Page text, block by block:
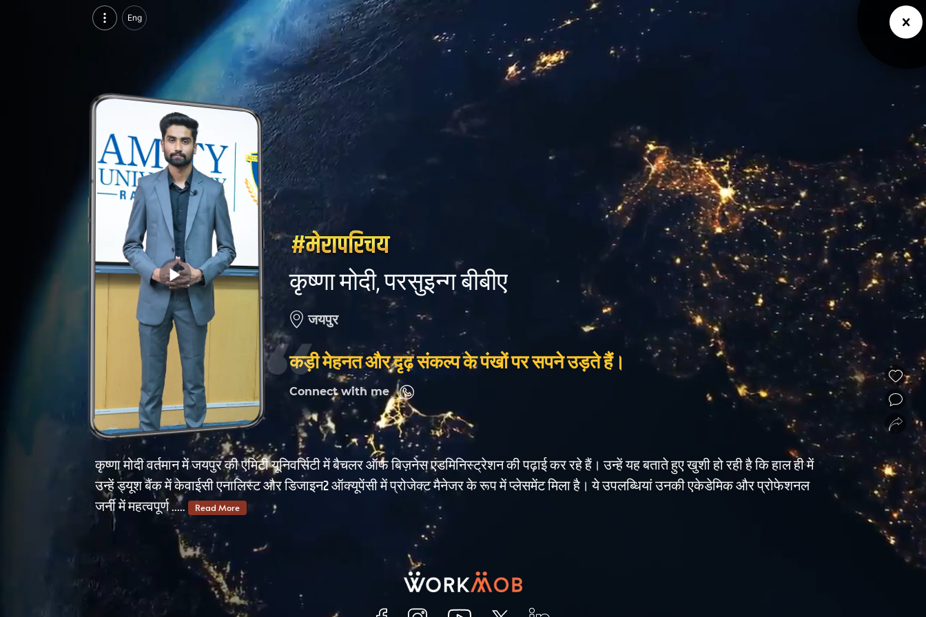
Eng
कृष्णा मोदी, परसुइन्ग बीबीए, एमिटी यूनिवर्सिटी, जयपुर का वीडियो परिचय और सिंगल ब्रांडिंग पेज देखें।
कृष्णा मोदी, परसुइन्ग बीबीए
जयपुर
कड़ी मेहनत और दृढ़ संकल्प के पंखों पर सपने उड़ते हैं।
Connect with me
❮ ❯
कृष्णा मोदी वर्तमान में जयपुर की एमिटी यूनिवर्सिटी में बैचलर ऑफ बिज़नेस एडमिनिस्ट्रेशन की पढ़ाई कर रहे हैं। उन्हें यह बताते हुए खुशी हो रही है कि हाल ही में
उन्हें ड्यूश बैंक में केवाईसी एनालिस्ट और डिजाइन2 ऑक्यूपेंसी में प्रोजेक्ट मैनेजर के रूप में प्लेसमेंट मिला है। ये उपलब्धियां उनकी एकेडेमिक और प्रोफेशनल
जर्नी में महत्वपूर्ण .....
Read More